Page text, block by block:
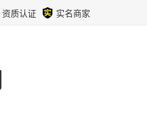
资质认证 实名商家